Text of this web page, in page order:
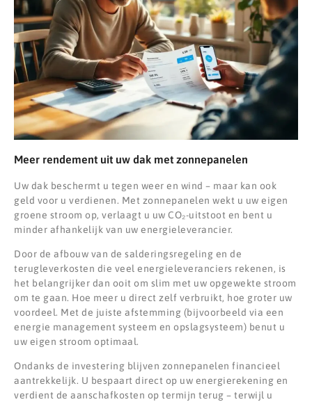
Meer rendement uit uw dak met zonnepanelen
Uw dak beschermt u tegen weer en wind – maar kan ook
geld voor u verdienen. Met zonnepanelen wekt u uw eigen
groene stroom op, verlaagt u uw CO₂-uitstoot en bent u
minder afhankelijk van uw energieleverancier.
Door de afbouw van de salderingsregeling en de
terugleverkosten die veel energieleveranciers rekenen, is
het belangrijker dan ooit om slim met uw opgewekte stroom
om te gaan. Hoe meer u direct zelf verbruikt, hoe groter uw
voordeel. Met de juiste afstemming (bijvoorbeeld via een
energie management systeem en opslagsysteem) benut u
uw eigen stroom optimaal.
Ondanks de investering blijven zonnepanelen financieel
aantrekkelijk. U bespaart direct op uw energierekening en
verdient de aanschafkosten op termijn terug – terwijl u